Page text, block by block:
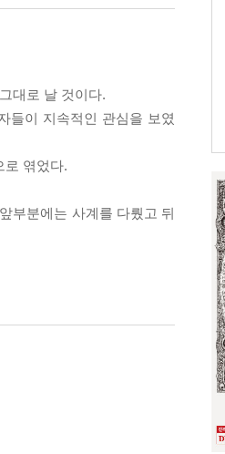
대로 날 것이다.
들이 지속적인 관심을 보였
로 엮었다.
부분에는 사계를 다뤘고 뒤